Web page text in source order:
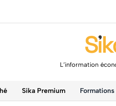
L’information
Sika Premium Formations